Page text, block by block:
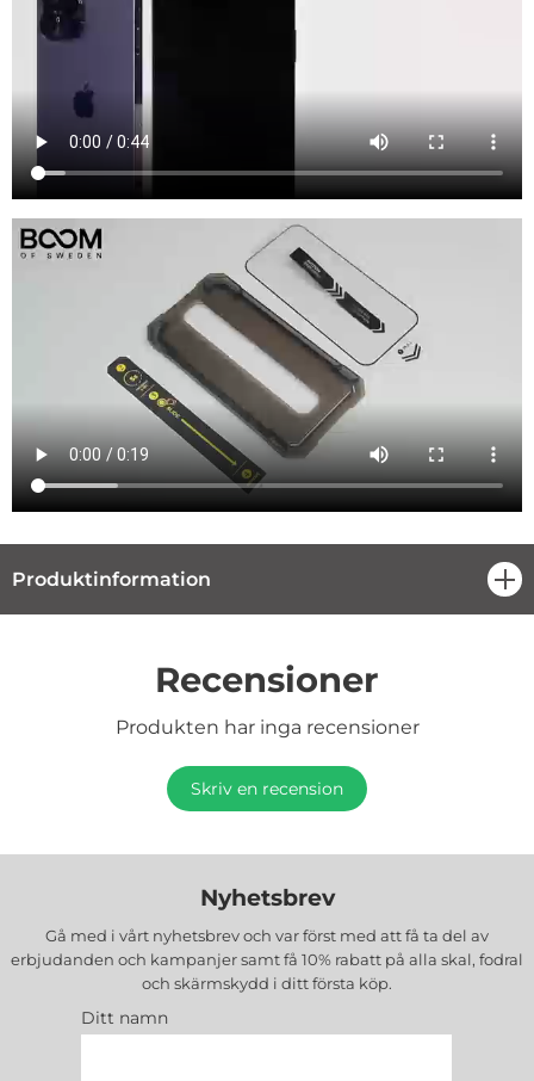
Produktinformation
Recensioner
Produkten har inga recensioner
Skriv en recension
Nyhetsbrev
Gå med i vårt nyhetsbrev och var först med att få ta del av
erbjudanden och kampanjer samt få 10% rabatt på alla skal, fodral
och skärmskydd i ditt första köp.
Ditt namn